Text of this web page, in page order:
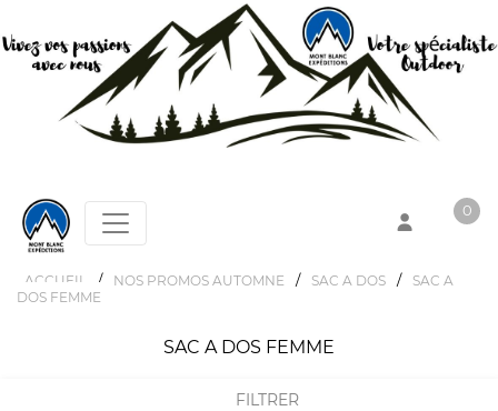
0
ACCUEIL / NOS PROMOS AUTOMNE / SAC A DOS /
SAC A
DOS FEMME
SAC A DOS FEMME
FILTRER